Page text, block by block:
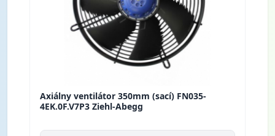
Axiálny ventilátor 350mm (sací) FN035-
4EK.0F.V7P3 Ziehl-Abegg